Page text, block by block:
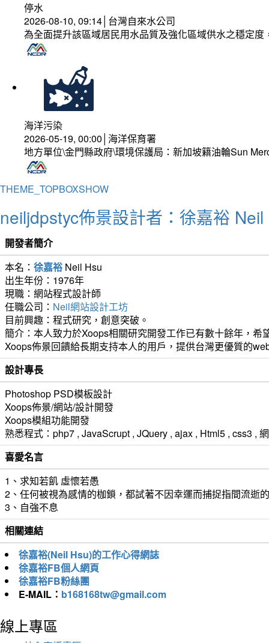
停水
2026-08-10, 09:14│台灣自來水公司
為全面提升該區域居民用水品質及強化區域供水之穩定
海洋污染
2026-05-19, 00:00│海洋保育署
地方單位\金門縣政府\環境保護局：新加坡籍油輪Sun
THEME_TOPBOXSHOW
neiljdpstyc佈景設計者：徐嘉裕
開發者簡介
本名： 徐嘉裕 Neil Hsu
出生年份：1976年
現職：網站程式設計師
任職公司： Neil網站設計工坊
目前興趣：程式研究，創意突破。
簡介：本人致力於Xoops相關研究開發工作已有數十餘年，
Xoops佈景回饋給長期支持本人的用戶，提供台灣更優質的
設計專長
Photoshop PSD模板設計
Xoops佈景/網站/設計開發
Xoops模組功能開發
熟悉程式：php7 , JavaScrupt , JQuery , ajax , Html5 , css3 ,
喜愛名言
1、求知若飢 虛懷若愚
2、任何被視為感情的枷鎖，都試著不因幸運而捕捉指間流逝
3、自強不息
相關連結
徐嘉裕(Neil Hsu)的工作心得網誌
徐嘉裕FB個人網頁
徐嘉裕FB粉絲團
E-MAIL： b168168tw@gmail.com
線上專區